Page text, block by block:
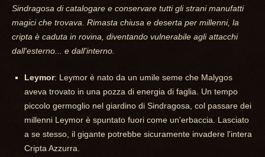
Sindragosa di catalogare e conservare tutti gli strani manufatti
magici che trovava. Rimasta chiusa e deserta per millenni, la
cripta è caduta in rovina, diventando vulnerabile agli attacchi
dall'esterno... e dall'interno.
Leymor: Leymor è nato da un umile seme che Malygos
aveva trovato in una pozza di energia di faglia. Un tempo
piccolo germoglio nel giardino di Sindragosa, col passare dei
millenni Leymor è spuntato fuori come un'erbaccia. Lasciato
a se stesso, il gigante potrebbe sicuramente invadere l'intera
Cripta Azzurra.